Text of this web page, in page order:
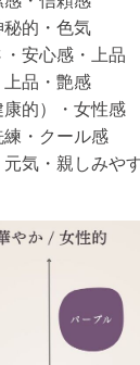
秘的・色気
安心感・上品
品・艶感
的）・女性感
・クール感
気・親しみや